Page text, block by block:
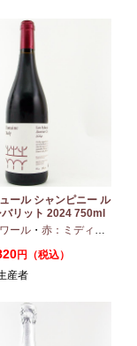
ール シャンピニー ル
リット 2024 750ml
ール ・ 赤：ミディアムボディ
円（税込）
産者